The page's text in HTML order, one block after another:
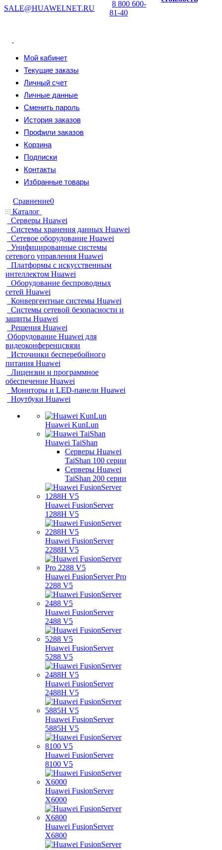
SALE@HUAWEI.NET.RU
8 800 600-
81-40
Мой кабинет
Текущие заказы
Личный счет
Личные данные
Сменить пароль
История заказов
Профили заказов
Корзина
Подписки
Контакты
Избранные товары
Сравнение0
Каталог
Серверы Huawei
Системы хранения данных Huawei
Сетевое оборудование Huawei
Унифицированные системы
сетевого управления Huawei
Платформы с искусственным
интеллектом Huawei
Оборудование беспроводных
сетей Huawei
Конвергентные системы Huawei
Системы сетевой безопасности и
защиты Huawei
Решения Huawei
Оборудование Huawei для
видеоконференцсвязи
Источники бесперебойного
питания Huawei
Лицензии и программное
обеспечение Huawei
Мониторы и LED-панели Huawei
Ноутбуки Huawei
Huawei KunLun
Huawei TaiShan
Серверы Huawei
TaiShan 100 серии
Серверы Huawei
TaiShan 200 серии
Huawei FusionServer
1288H V5
Huawei FusionServer
2288H V5
Huawei FusionServer Pro
2288 V5
Huawei FusionServer
2488 V5
Huawei FusionServer
5288 V5
Huawei FusionServer
2488H V5
Huawei FusionServer
5885H V5
Huawei FusionServer
8100 V5
Huawei FusionServer
X6000
Huawei FusionServer
X6800